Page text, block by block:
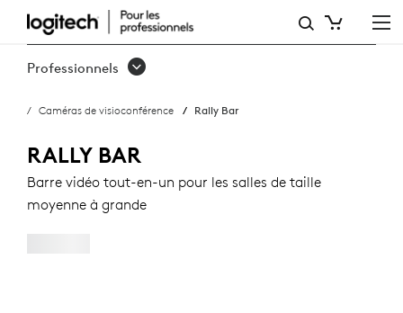
RALLY
BAR
Professionnels
Caméras de visioconférence Rally Bar
RALLY BAR
Barre vidéo tout-en-un pour les salles de taille
moyenne à grande